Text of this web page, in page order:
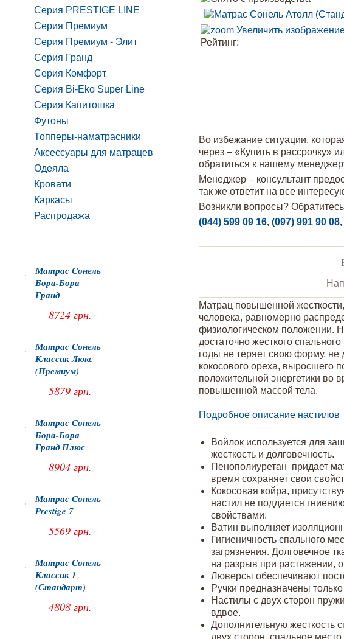
Увеличить
Рейтинг:
Во избежание ситуации,
через – «Купить в рассрочку»
обратиться к нашему
Менеджер – консультант
так же ответит на все
Возникли вопросы?
(044) 599 09 16, (097) 991 90 08,
Матрац повышенной
человека, равномерно
физиологическом положении.
достаточно жесткого
годы не теряет свою форму, не
кокосового ореха, выросшего
положительной энергетики во
повышенной массой тела.
Подробное описание настилов
Войлок используется для
жесткость и долговечность.
Пенополиуретан придает
время сохраняет свои
Кокосовая койра,
настил не поддается
свойствами.
Ватин выполняет
Гигиеничность спального
загрязнения. Долговечное
на разрыв при растяжении,
Люверсы обеспечивают
Ручки предназначены
Настилы с двух сторон
вдвое.
Дополнительную жесткость
двух сторон, спальное
Серия PRESTIGE LINE
Серия Премиум
Серия Премиум - Элит
Серия Гранд
Серия Комфорт
Серия Bi-Eko Super Line
Серия Капитошка
Футоны
Топперы-наматрасники
Аксессуары для матрацев
Одеяла
Кровати
Каркасы
Распродажа
Матрас Сонель
Бора-Бора
Гранд
8724 грн.
Матрас Сонель
Классик Люкс
(Премиум)
5879 грн.
Матрас Сонель
Бора-Бора
Гранд Плюс
8904 грн.
Матрас Сонель
Prestige 7
5569 грн.
Матрас Сонель
Классик 1
(Стандарт)
4808 грн.